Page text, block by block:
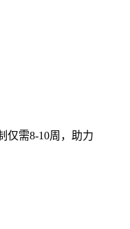
仅需8-10周，助力